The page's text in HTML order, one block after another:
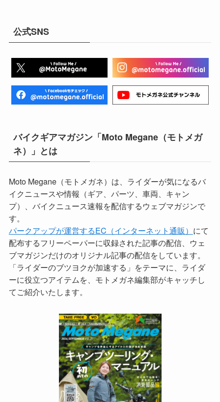
公式SNS
バイクギアマガジン「Moto Megane（モトメガ
ネ）」とは
Moto Megane（モトメガネ）は、ライダーが気になるバ
イクニュースや情報（ギア、パーツ、車両、キャン
プ）、バイクニュース速報を配信するウェブマガジンで
す。
パークアップが運営するEC（インターネット通販） にて
配布するフリーペーパーに収録された記事の配信、ウェ
ブマガジンだけのオリジナル記事の配信をしています。
「ライダーのブツヨクが加速する」をテーマに、ライダ
ーに役立つアイテムを、モトメガネ編集部がキャッチし
てご紹介いたします。